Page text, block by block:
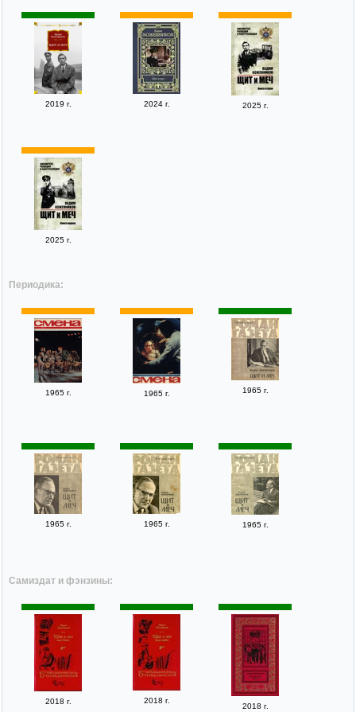
2019 г. 2024 г. 2025 г.
2025 г.
Периодика:
1965 г. 1965 г. 1965 г.
1965 г. 1965 г. 1965 г.
Самиздат и фэнзины:
2018 г. 2018 г.
2018 г.